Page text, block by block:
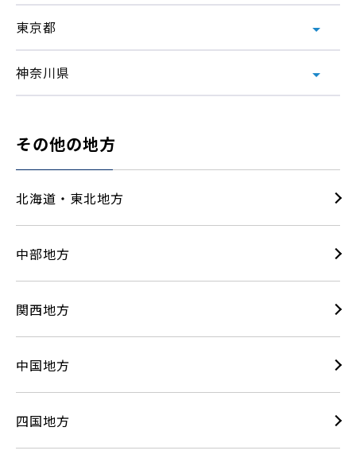
東京都
神奈川県
その他の地方
北海道・東北地方
中部地方
関西地方
中国地方
四国地方